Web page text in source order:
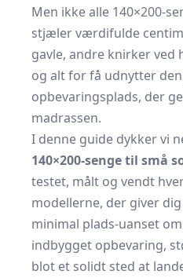
Men ikke alle 140×200-
stjæler værdifulde
gavle, andre knirker ved
og alt for få udnytter
opbevaringsplads, der
madrassen.
I denne guide dykker vi
140×200-senge til små
testet, målt og vendt
modellerne, der giver
minimal plads-uanset
indbygget opbevaring,
blot et solidt sted at